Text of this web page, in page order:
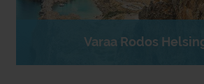
Varaa Rodos